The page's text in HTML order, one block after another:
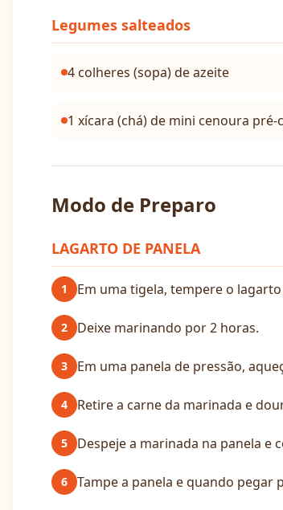
Legumes salteados
4 colheres (sopa) de azeite
1 xícara (chá) de mini cenoura pré-
Modo de Preparo
LAGARTO DE PANELA
1 Em uma tigela, tempere o
2 Deixe marinando por 2 horas.
3 Em uma panela de pressão,
4 Retire a carne da marinada e
5 Despeje a marinada na panela e
6 Tampe a panela e quando pegar